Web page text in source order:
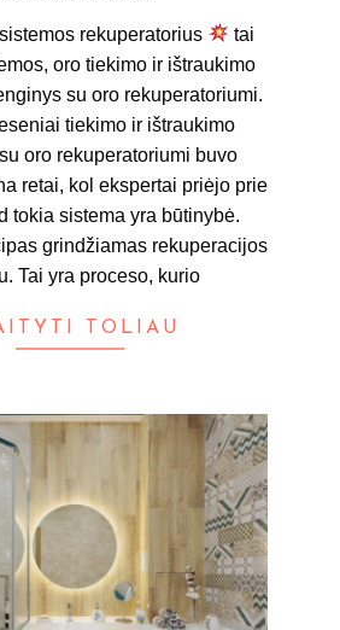
rekuperatorius
tai
oro tiekimo ir ištraukimo
su oro rekuperatoriumi.
tiekimo ir ištraukimo
oro rekuperatoriumi buvo
retai, kol ekspertai priėjo prie
tokia sistema yra būtinybė.
grindžiamas rekuperacijos
Tai yra proceso, kurio
TOLIAU